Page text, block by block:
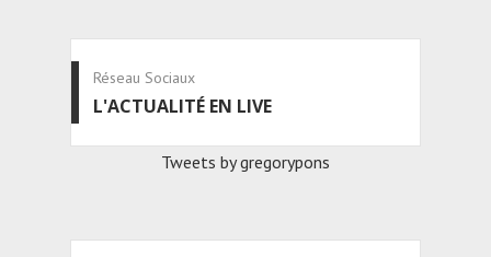
Réseau Sociaux
L'ACTUALITÉ EN LIVE
Tweets by gregorypons